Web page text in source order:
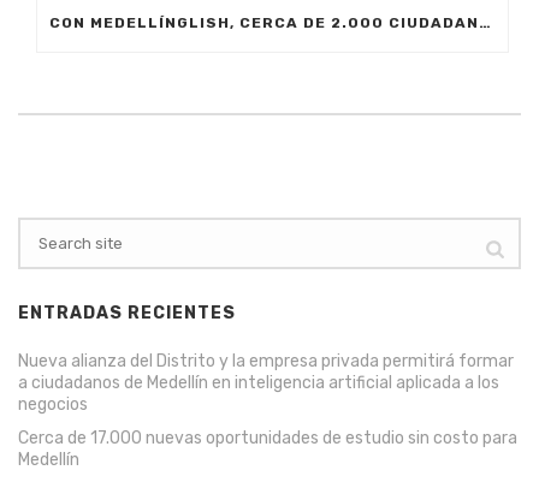
CON MEDELLÍNGLISH, CERCA DE 2.000 CIUDADANOS SE FORMARÁN EN INGLÉS FUNCIONAL PARA EL TRABAJO
ENTRADAS RECIENTES
Nueva alianza del Distrito y la empresa privada permitirá formar
a ciudadanos de Medellín en inteligencia artificial aplicada a los
negocios
Cerca de 17.000 nuevas oportunidades de estudio sin costo para
Medellín